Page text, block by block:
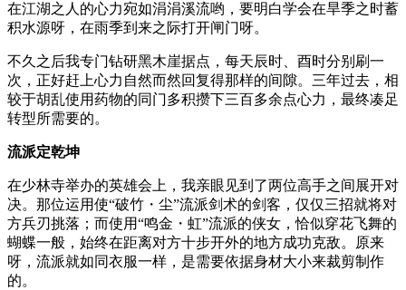
在江湖之人的心力宛如涓涓溪流哟，要明白学会在旱季之时蓄
积水源呀，在雨季到来之际打开闸门呀。
不久之后我专门钻研黑木崖据点，每天辰时、酉时分别刷一
次，正好赶上心力自然而然回复得那样的间隙。三年过去，相
较于胡乱使用药物的同门多积攒下三百多余点心力，最终凑足
转型所需要的。
流派定乾坤
在少林寺举办的英雄会上，我亲眼见到了两位高手之间展开对
决。那位运用使“破竹・尘”流派剑术的剑客，仅仅三招就将对
方兵刃挑落；而使用“鸣金・虹”流派的侠女，恰似穿花飞舞的
蝴蝶一般，始终在距离对方十步开外的地方成功克敌。原来
呀，流派就如同衣服一样，是需要依据身材大小来裁剪制作
的。